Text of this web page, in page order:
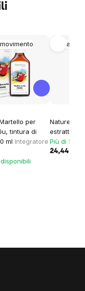
per
tintura di
ml Integratore
Nature's
estratto di
Più di 5
24,44 €